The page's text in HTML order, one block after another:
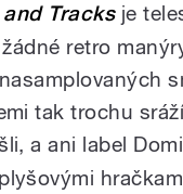
Tracksje
retro
tak trochu
a ani label